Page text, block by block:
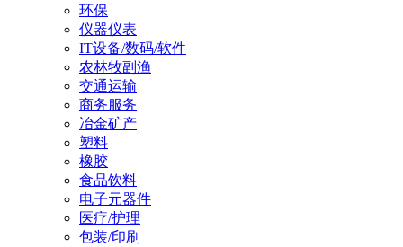
环保
仪器仪表
IT设备/数码/软件
农林牧副渔
交通运输
商务服务
冶金矿产
塑料
橡胶
食品饮料
电子元器件
医疗/护理
包装/印刷